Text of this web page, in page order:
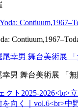
男 舞台美術展 「無